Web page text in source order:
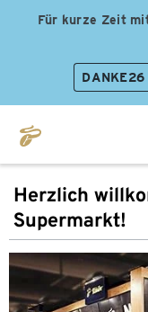
Für kurze Zeit
DANKE26
Herzlich
Supermarkt!